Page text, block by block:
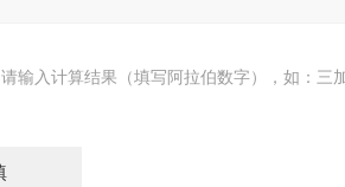
请输入计算结果（填写阿拉伯数字），如：三